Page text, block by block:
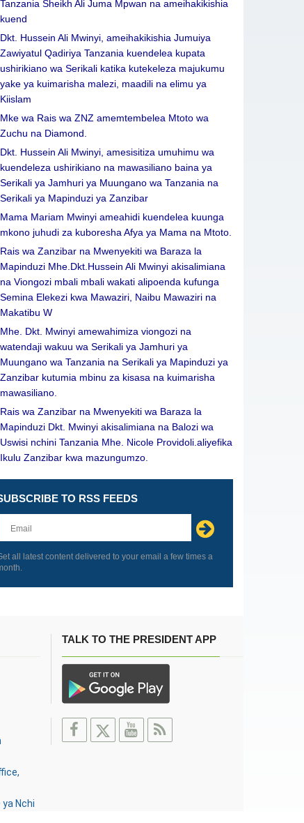
Tanzania Sheikh Ali Juma Mpwan na ameihakikishia
kuend
Dkt. Hussein Ali Mwinyi, ameihakikishia Jumuiya
Zawiyatul Qadiriya Tanzania kuendelea kupata
ushirikiano wa Serikali katika kutekeleza majukumu
yake ya kuimarisha malezi, maadili na elimu ya
Kiislam
Mke wa Rais wa ZNZ amemtembelea Mtoto wa
Zuchu na Diamond.
Dkt. Hussein Ali Mwinyi, amesisitiza umuhimu wa
kuendeleza ushirikiano na mawasiliano baina ya
Serikali ya Jamhuri ya Muungano wa Tanzania na
Serikali ya Mapinduzi ya Zanzibar
Mama Mariam Mwinyi ameahidi kuendelea kuunga
mkono juhudi za kuboresha Afya ya Mama na Mtoto.
Rais wa Zanzibar na Mwenyekiti wa Baraza la
Mapinduzi Mhe.Dkt.Hussein Ali Mwinyi akisalimiana
na Viongozi mbali mbali wakati alipoenda kufunga
Semina Elekezi kwa Mawaziri, Naibu Mawaziri na
Makatibu W
Mhe. Dkt. Mwinyi amewahimiza viongozi na
watendaji wakuu wa Serikali ya Jamhuri ya
Muungano wa Tanzania na Serikali ya Mapinduzi ya
Zanzibar kutumia mbinu za kisasa na kuimarisha
mawasiliano.
Rais wa Zanzibar na Mwenyekiti wa Baraza la
Mapinduzi Dkt. Mwinyi akisalimiana na Balozi wa
Uswisi nchini Tanzania Mhe. Nicole Providoli.aliyefika
Ikulu Zanzibar kwa mazungumzo.
field
TO RSS FEEDS
all latest content delivered to your email a few times a
Nchi
TALK TO THE PRESIDENT APP